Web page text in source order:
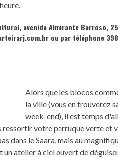
avenida Almirante Barroso,
.com.br ou par téléphone
Alors que les blocos
la ville (vous en trouverez
week-end), il est temps
ressortir votre perruque verte et
dans le Saara, mais au
un atelier à ciel ouvert de